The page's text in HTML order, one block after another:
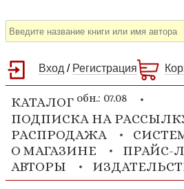
Вход / Регистрация
КАТАЛОГ обн.: 07.08
ПОДПИСКА НА
РАСПРОДАЖА
О МАГАЗИНЕ
ПРАЙС-
АВТОРЫ